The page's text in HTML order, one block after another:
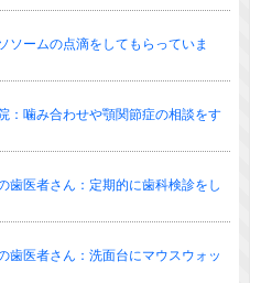
ソームの点滴をしてもらっていま
：噛み合わせや顎関節症の相談をす
医者さん：定期的に歯科検診をし
医者さん：洗面台にマウスウォッ